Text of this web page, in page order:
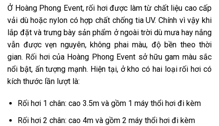
Ở Hoàng Phong Event, rối hơi được làm từ chất liệu cao cấp
vải dù hoặc nylon có hợp chất chống tia UV. Chính vì vậy khi
lắp đặt và trưng bày sản phẩm ở ngoài trời dù mưa hay nắng
vẫn được vẹn nguyên, không phai màu, độ bền theo thời
gian. Rối hơi của Hoàng Phong Event sở hữu gam màu sắc
nổi bật, ấn tượng mạnh. Hiện tại, ở kho có hai loại rối hơi có
kích thước lần lượt là:
Rối hơi 1 chân: cao 3.5m và gồm 1 máy thổi hơi đi kèm
Rối hơi 2 chân: cao 4m và gồm 2 máy thổi hơi đi kèm